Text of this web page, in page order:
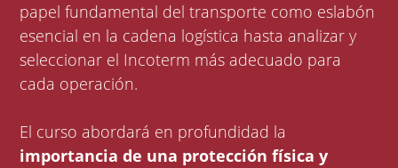
papel fundamental del transporte como eslabón
esencial en la cadena logística hasta analizar y
seleccionar el Incoterm más adecuado para
cada operación.
El curso abordará en profundidad la
importancia de una protección física y